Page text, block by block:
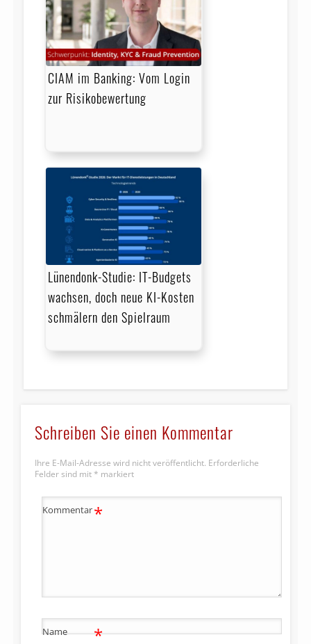
CIAM im Banking: Vom Login
zur Risikobewertung
Lünendonk-Studie: IT-Budgets
wachsen, doch neue KI-Kosten
schmälern den Spielraum
Schreiben Sie einen Kommentar
Ihre E-Mail-Adresse wird nicht veröffentlicht. Erforderliche
Felder sind mit * markiert
Kommentar*
Name *